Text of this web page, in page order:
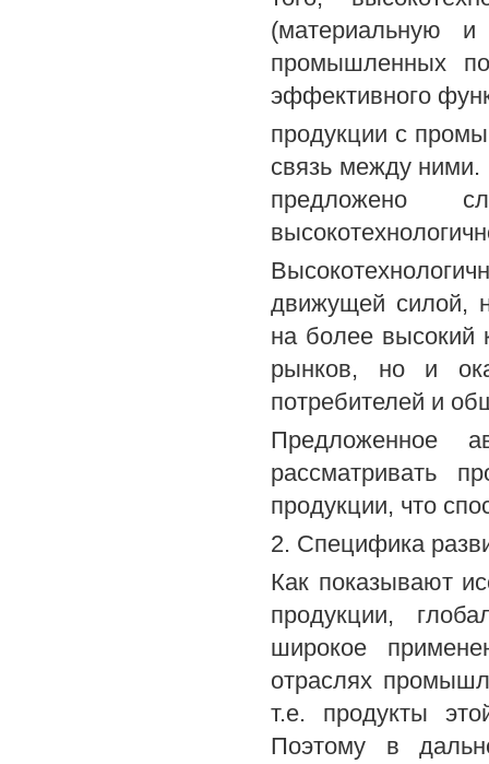
(материальную и
промышленных
эффективного
продукции с
связь между
предложено
движущей силой,
на более высокий
рынков, но и
потребителей и
Предложенное
рассматривать
продукции, что
2. Специфика
Как показывают
продукции,
широкое
отраслях
т.е. продукты
Поэтому в